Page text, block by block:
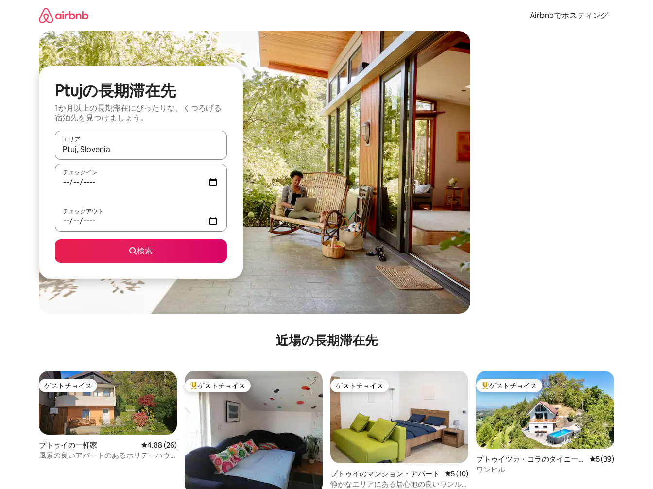
Airbnbでホスティング
Ptujの長期滞在先
1か月以上の長期滞在にぴったりな、くつろげる
宿泊先を見つけましょう。
エリア
検索結果が表示されたら、上下の矢印キーを使って移動するか、画面をタッチまたはスワイプして検索結果を確認することができます。
チェックイン
チェックアウト
検索
近場の長期滞在先
ゲストチョイス
ゲストチョイス
プトゥイの一軒家 レビュー26件、5つ星中4.88つ星の平均評価
4.88 (26)
風景の良いアパートのあるホリデーハウ
大好評のゲストチョイスです。
ゲストチョイス ゲストチョイス
ゲストチョイス
プトゥイのマンション・アパート レビュー10件、5つ星中5つ星の平均評価
5 (10)
静かなエリアにある居心地の良いワンル
大好評のゲストチョイスです。
ゲストチョイス
プトゥイツカ・ゴラのタイニーハ
ウス
レビュー39件、5
5 (39)
ワンヒル